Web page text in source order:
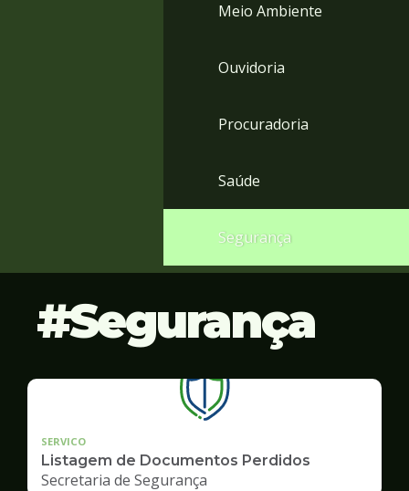
Meio Ambiente
Ouvidoria
Procuradoria
Saúde
Segurança
Segurança
SERVICO
Listagem de Documentos Perdidos
Secretaria de Segurança